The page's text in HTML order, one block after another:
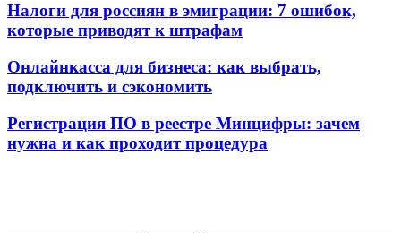
Налоги для россиян в эмиграции: 7 ошибок,
которые приводят к штрафам
Онлайнкасса для бизнеса: как выбрать,
подключить и сэкономить
Регистрация ПО в реестре Минцифры: зачем
нужна и как проходит процедура